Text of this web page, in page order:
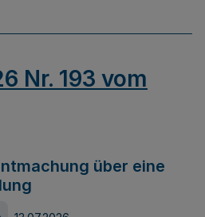
Nr. 193 vom
über eine